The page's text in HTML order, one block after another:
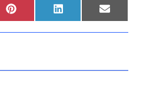
Pinterest LinkedIn Email